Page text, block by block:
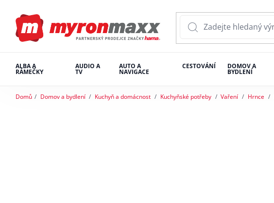
ALBA A
RÁMEČKY
AUDIO A
TV
AUTO A
NAVIGACE
CESTOVÁNÍ DOMOV A
BYDLENÍ
Domů Domov a bydlení Kuchyň a domácnost Kuchyňské potřeby Vaření Hrnce